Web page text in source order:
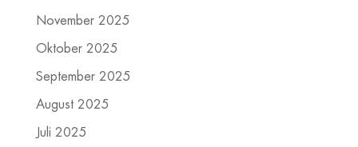
November 2025
Oktober 2025
September 2025
August 2025
Juli 2025